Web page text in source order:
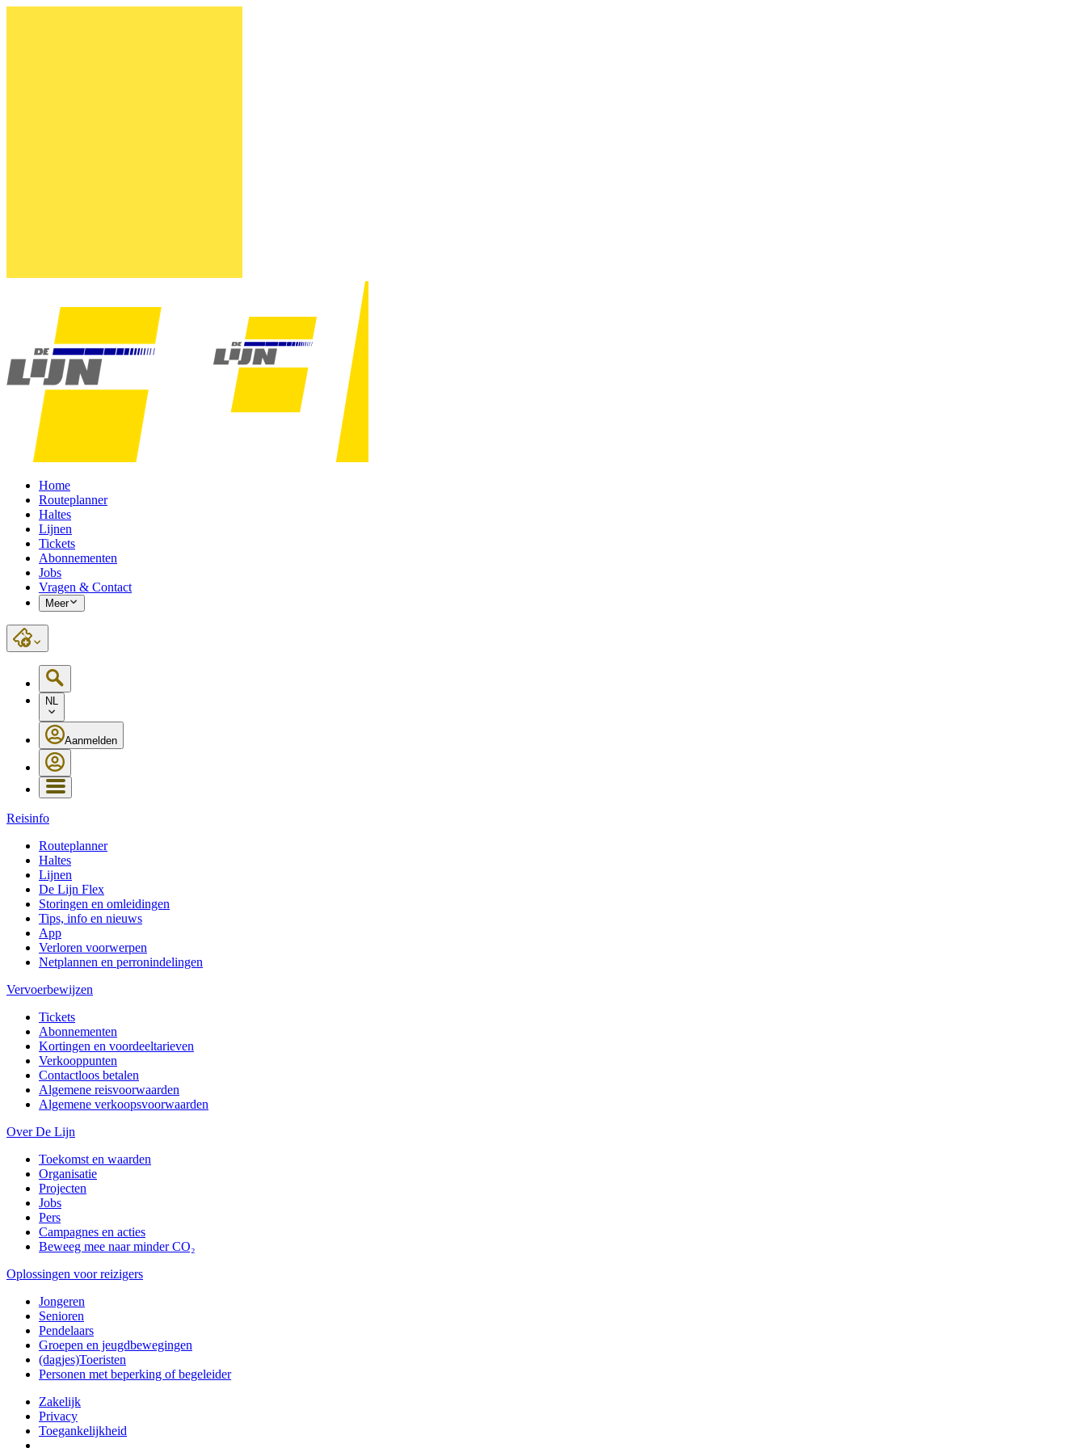
Home
Routeplanner
Haltes
Lijnen
Tickets
Abonnementen
Jobs
Vragen & Contact
Meer
NL
Aanmelden
Reisinfo
Routeplanner
Haltes
Lijnen
De Lijn Flex
Storingen en omleidingen
Tips, info en nieuws
App
Verloren voorwerpen
Netplannen en perronindelingen
Vervoerbewijzen
Tickets
Abonnementen
Kortingen en voordeeltarieven
Verkooppunten
Contactloos betalen
Algemene reisvoorwaarden
Algemene verkoopsvoorwaarden
Over De Lijn
Toekomst en waarden
Organisatie
Projecten
Jobs
Pers
Campagnes en acties
Beweeg mee naar minder CO₂
Oplossingen voor reizigers
Jongeren
Senioren
Pendelaars
Groepen en jeugdbewegingen
(dagjes)Toeristen
Personen met beperking of begeleider
Zakelijk
Privacy
Toegankelijkheid